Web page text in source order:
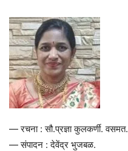
— रचना : सौ.प्रज्ञा कुलकर्णी. वसमत.
— संपादन : देवेंद्र भुजबळ.